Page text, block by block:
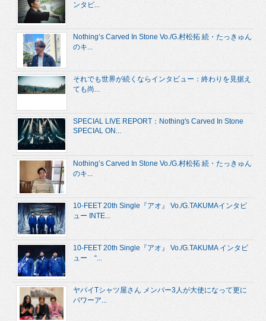
ンタビ...
Nothing’s Carved In Stone Vo./G.村松拓 続・たっきゅん
のキ...
それでも世界が続くならインタビュー：終わりを見据え
ても尚...
SPECIAL LIVE REPORT：Nothing's Carved In Stone
SPECIAL ON...
Nothing’s Carved In Stone Vo./G.村松拓 続・たっきゅん
のキ...
10-FEET 20th Single『アオ』 Vo./G.TAKUMAインタビ
ュー INTE...
10-FEET 20th Single『アオ』 Vo./G.TAKUMA インタビ
ュー “...
ヤバイTシャツ屋さん メンバー3人が大使になって更に
パワーア...